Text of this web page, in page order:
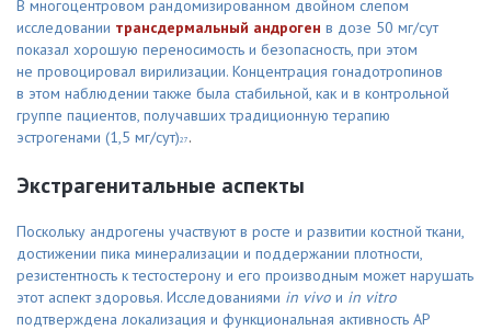
В многоцентровом рандомизированном двойном слепом
исследовании трансдермальный андроген в дозе 50 мг/сут
показал хорошую переносимость и безопасность, при этом
не провоцировал вирилизации. Концентрация гонадотропинов
в этом наблюдении также была стабильной, как и в контрольной
группе пациентов, получавших традиционную терапию
эстрогенами (1,5 мг/сут)27 .
Экстрагенитальные аспекты
Поскольку андрогены участвуют в росте и развитии костной ткани,
достижении пика минерализации и поддержании плотности,
резистентность к тестостерону и его производным может нарушать
этот аспект здоровья. Исследованиями in vivo и in vitro
подтверждена локализация и функциональная активность АР